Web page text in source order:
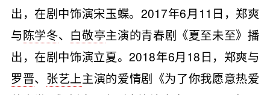
出，在剧中饰演宋玉蝶。2017年6月11日，郑爽
与陈学冬、 白敬亭主演的青春剧《夏至未至》播
出，在剧中饰演立夏。2018年6月18日，郑爽与
罗晋、 张艺上主演的爱情剧《为了你我愿意热爱